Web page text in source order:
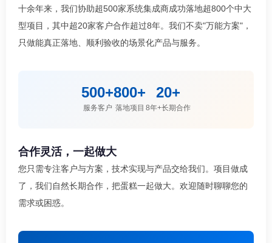
十余年来，我们协助超500家系统集成商成功落地超800个中大
型项目，其中超20家客户合作超过8年。我们不卖"万能方案"，
只做能真正落地、顺利验收的场景化产品与服务。
500+
服务客户
800+
落地项目
20+
8年+长期合作
合作灵活，一起做大
您只需专注客户与方案，技术实现与产品交给我们。项目做成
了，我们自然长期合作，把蛋糕一起做大。欢迎随时聊聊您的
需求或困惑。